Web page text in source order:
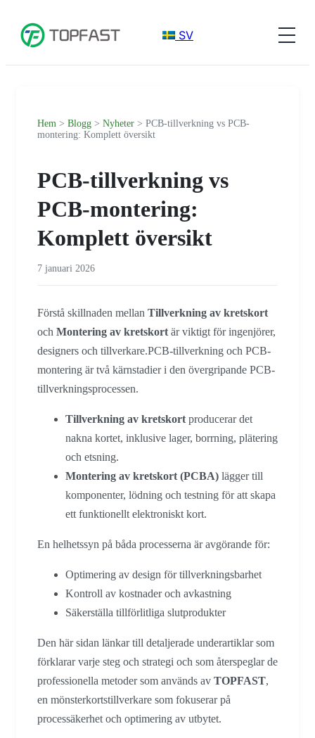
SV
Hem > Blogg > Nyheter > PCB-tillverkning vs PCB-
montering: Komplett översikt
PCB-tillverkning vs
PCB-montering:
Komplett översikt
7 januari 2026
Förstå skillnaden mellan Tillverkning av kretskort
och Montering av kretskortär viktigt för ingenjörer,
designers och tillverkare.PCB-tillverkning och PCB-
montering är två kärnstadier i den övergripande PCB-
tillverkningsprocessen.
Tillverkning av kretskortproducerar det
nakna kortet, inklusive lager, borrning, plätering
och etsning.
Montering av kretskort (PCBA) lägger till
komponenter, lödning och testning för att skapa
ett funktionellt elektroniskt kort.
En helhetssyn på båda processerna är avgörande för:
Optimering av design för tillverkningsbarhet
Kontroll av kostnader och avkastning
Säkerställa tillförlitliga slutprodukter
Den här sidan länkar till detaljerade underartiklar som
förklarar varje steg och strategi och som återspeglar de
professionella metoder som används av TOPFAST,
en mönsterkortstillverkare som fokuserar på
processäkerhet och optimering av utbytet.